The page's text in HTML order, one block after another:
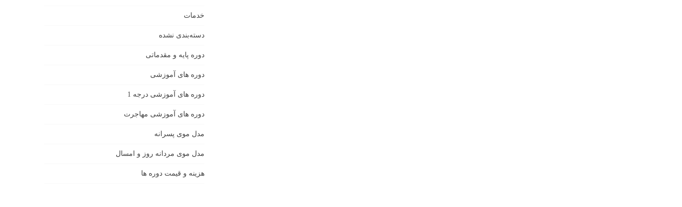
خدمات
دسته‌بندی نشده
دوره پایه و مقدماتی
دوره های آموزشی
دوره های آموزشی درجه 1
دوره های آموزشی مهاجرت
مدل موی پسرانه
مدل موی مردانه روز و امسال
هزینه و قیمت دوره ها